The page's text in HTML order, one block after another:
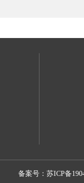
备案号：苏ICP备